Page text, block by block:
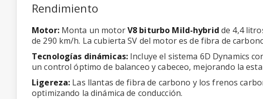
Rendimiento
Motor:Monta un motorV8 biturbo Mild-hybrid de 4,4
de 290 km/h. La cubierta SV del motor es de fibra de
Tecnologías dinámicas:Incluye el sistema 6D Dynamics
un control óptimo de balanceo y cabeceo, mejorando la
Ligereza: Las llantas de fibra de carbono y los frenos
optimizando la dinámica de conducción.